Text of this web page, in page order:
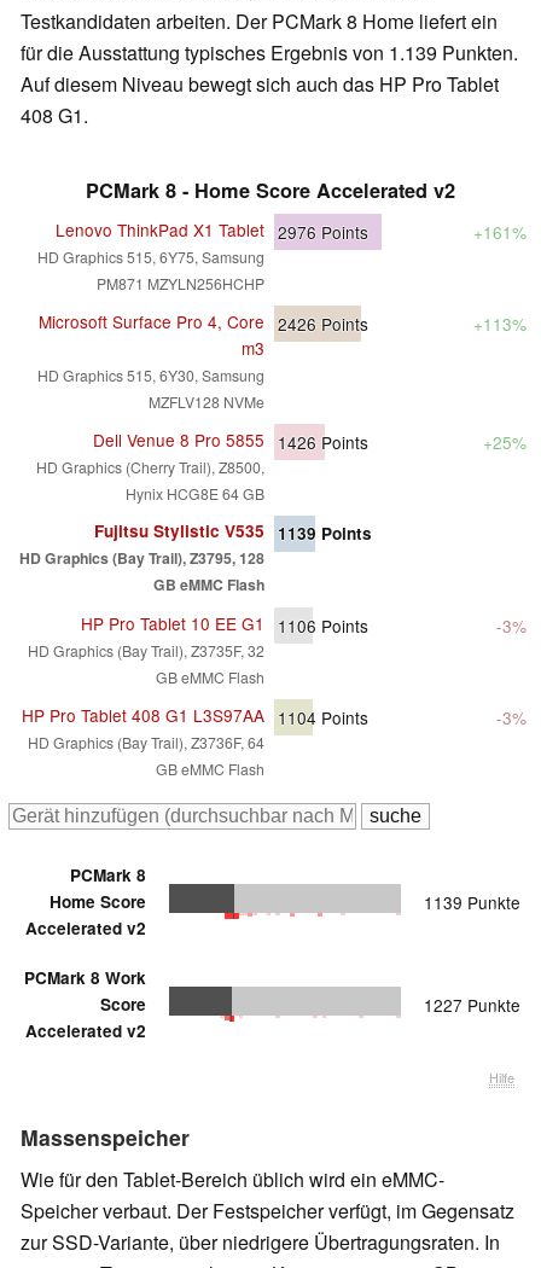
Testkandidaten arbeiten. Der PCMark 8 Home liefert ein
für die Ausstattung typisches Ergebnis von 1.139 Punkten.
Auf diesem Niveau bewegt sich auch das HP Pro Tablet
408 G1.
PCMark 8 - Home Score Accelerated v2
Lenovo ThinkPad X1 Tablet
HD Graphics 515, 6Y75, Samsung
PM871 MZYLN256HCHP
2976 Points +161%
Microsoft Surface Pro 4, Core
m3
HD Graphics 515, 6Y30, Samsung
MZFLV128 NVMe
2426 Points +113%
Dell Venue 8 Pro 5855
HD Graphics (Cherry Trail), Z8500,
Hynix HCG8E 64 GB
1426 Points +25%
Fujitsu Stylistic V535
HD Graphics (Bay Trail), Z3795, 128
GB eMMC Flash
1139 Points
HP Pro Tablet 10 EE G1
HD Graphics (Bay Trail), Z3735F, 32
GB eMMC Flash
1106 Points -3%
HP Pro Tablet 408 G1 L3S97AA
HD Graphics (Bay Trail), Z3736F, 64
GB eMMC Flash
1104 Points -3%
PCMark 8
Home Score
Accelerated v2
1139 Punkte
PCMark 8 Work
Score
Accelerated v2
1227 Punkte
Hilfe
Massenspeicher
Wie für den Tablet-Bereich üblich wird ein eMMC-
Speicher verbaut. Der Festspeicher verfügt, im Gegensatz
zur SSD-Variante, über niedrigere Übertragungsraten. In